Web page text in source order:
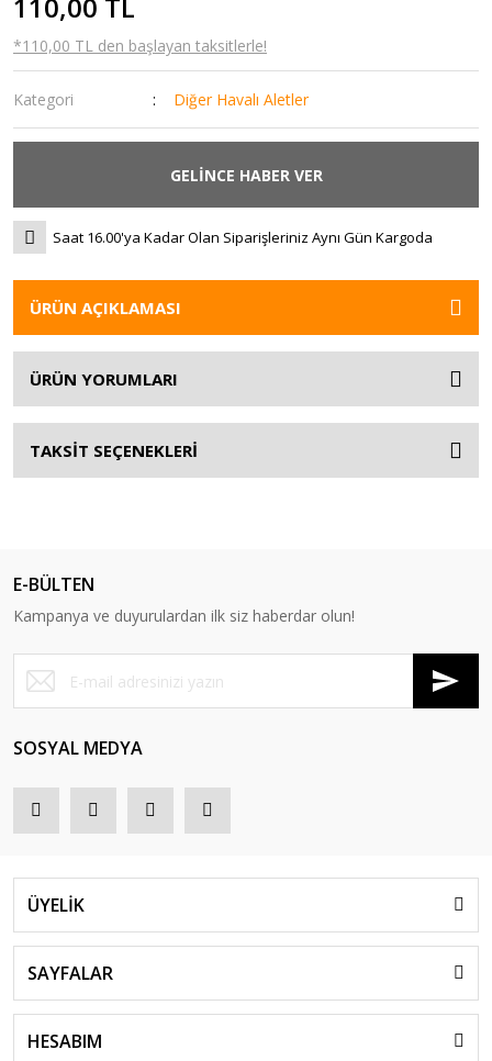
*110,00 TL den başlayan taksitlerle!
Kategori Diğer Havalı Aletler
GELİNCE HABER VER
Saat 16.00'ya Kadar Olan Siparişleriniz Aynı Gün Kargoda
ÜRÜN AÇIKLAMASI
ÜRÜN YORUMLARI
TAKSİT SEÇENEKLERİ
E-BÜLTEN
Kampanya ve duyurulardan ilk siz haberdar olun!
SOSYAL MEDYA
ÜYELİK
SAYFALAR
HESABIM